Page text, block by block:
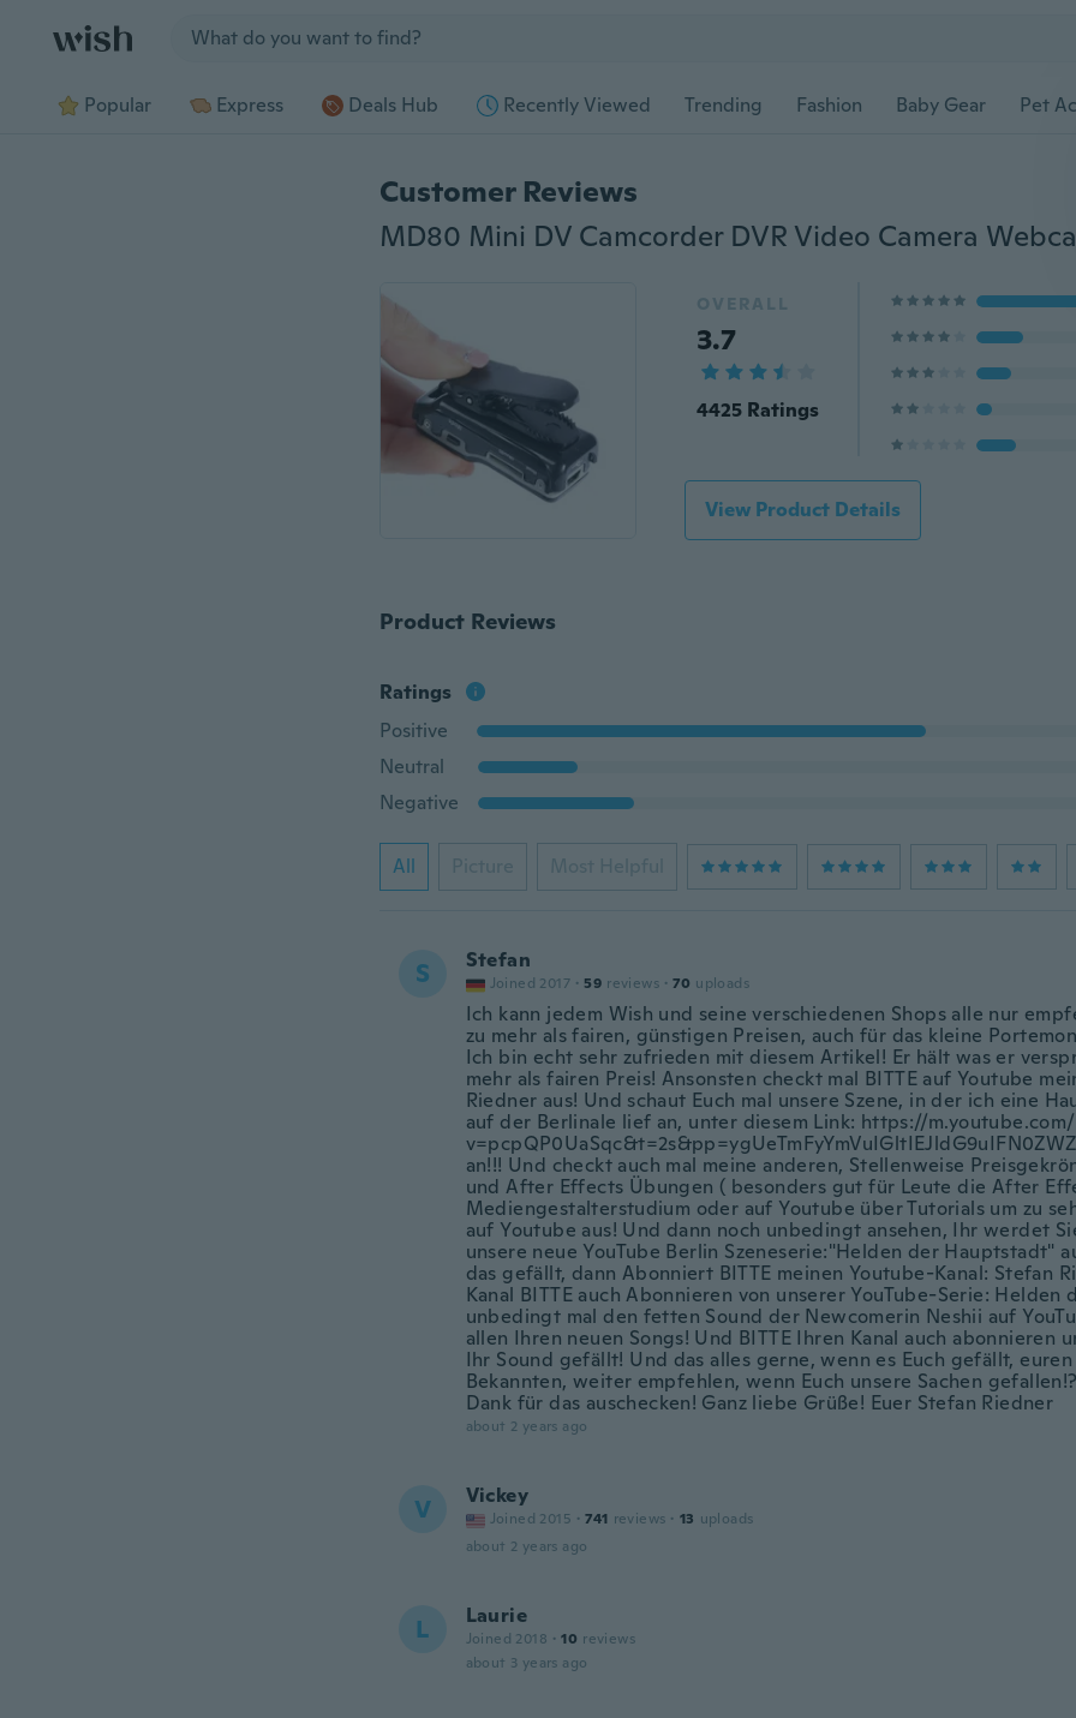
Popular Express Deals Hub Recently Viewed Trending Fashion Baby Gear Pet
Customer Reviews
OVERALL
3.7
4425 Ratings
View Product Details
Product Reviews
Ratings
Positive
Neutral
Negative
All Picture Most Helpful
S Stefan
Joined 2017 · 59 reviews · 70 uploads
Ich kann jedem Wish und seine verschiedenen Shops alle nur
zu mehr als fairen, günstigen Preisen, auch für das kleine
Ich bin echt sehr zufrieden mit diesem Artikel! Er hält was er
mehr als fairen Preis! Ansonsten checkt mal BITTE auf Youtube
Riedner aus! Und schaut Euch mal unsere Szene, in der ich eine
auf der Berlinale lief an, unter diesem Link: https://
an!!! Und checkt auch mal meine anderen, Stellenweise
und After Effects Übungen ( besonders gut für Leute die After
Mediengestalterstudium oder auf Youtube über Tutorials um zu
auf Youtube aus! Und dann noch unbedingt ansehen, Ihr werdet
unsere neue YouTube Berlin Szeneserie:"Helden der Hauptstadt"
das gefällt, dann Abonniert BITTE meinen Youtube-Kanal: Stefan
Kanal BITTE auch Abonnieren von unserer YouTube-Serie:
unbedingt mal den fetten Sound der Newcomerin Neshii auf
allen Ihren neuen Songs! Und BITTE Ihren Kanal auch abonnieren
Ihr Sound gefällt! Und das alles gerne, wenn es Euch gefällt,
Bekannten, weiter empfehlen, wenn Euch unsere Sachen
Dank für das auschecken! Ganz liebe Grüße! Euer Stefan Riedner
about 2 years ago
V Vickey
Joined 2015 · 741 reviews · 13 uploads
about 2 years ago
L Laurie
Joined 2018 · 10 reviews
about 3 years ago